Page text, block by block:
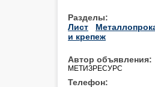
Разделы:
Лист
и крепеж
Автор объявления:
МЕТИЗРЕСУРС
Телефон: